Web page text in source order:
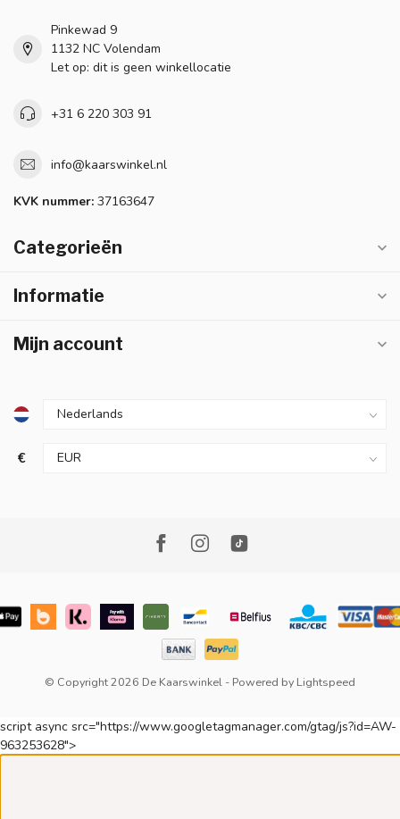
Pinkewad 9
1132 NC Volendam
Let op: dit is geen winkellocatie
+31 6 220 303 91
info@kaarswinkel.nl
KVK nummer: 37163647
Categorieën
Informatie
Mijn account
€
© Copyright 2026 De Kaarswinkel - Powered by Lightspeed
script async src="https://www.googletagmanager.com/gtag/js?id=AW-
963253628">